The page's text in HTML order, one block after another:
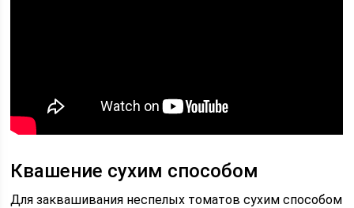
Квашение сухим способом
Для заквашивания неспелых томатов сухим способом